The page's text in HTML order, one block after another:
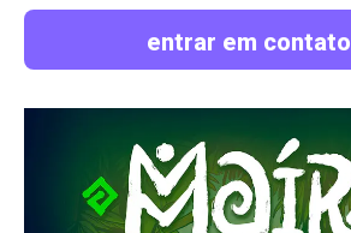
entrar em contato